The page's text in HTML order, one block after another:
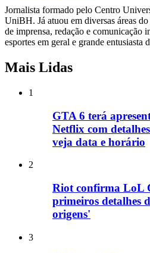
Jornalista formado pelo Centro
UniBH. Já atuou em diversas áreas
de imprensa, redação e comunicação
esportes em geral e grande entusiasta
Mais Lidas
1
GTA 6 terá
Netflix com
veja data e horário
2
Riot confirma LoL
primeiros detalhes
origens'
3